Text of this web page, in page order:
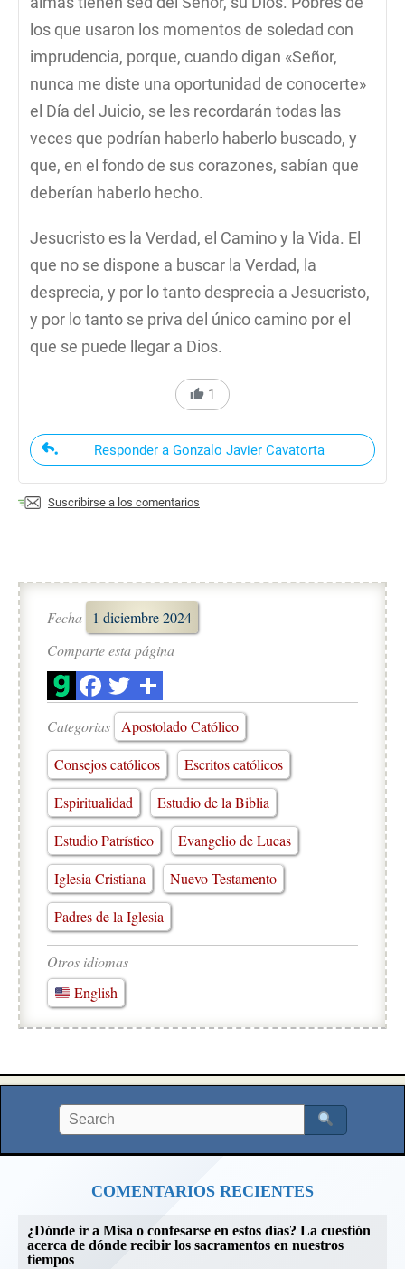
los que usaron los momentos de soledad con
imprudencia, porque, cuando digan «Señor,
nunca me diste una oportunidad de conocerte»
el Día del Juicio, se les recordarán todas las
veces que podrían haberlo haberlo buscado, y
que, en el fondo de sus corazones, sabían que
deberían haberlo hecho.
Jesucristo es la Verdad, el Camino y la Vida. El
que no se dispone a buscar la Verdad, la
desprecia, y por lo tanto desprecia a Jesucristo,
y por lo tanto se priva del único camino por el
que se puede llegar a Dios.
1
Responder a Gonzalo Javier Cavatorta
Suscribirse a los comentarios
Fecha
1 diciembre 2024
Comparte esta página
Categorias
Apostolado Católico
Consejos católicos
Escritos católicos
Espiritualidad
Estudio de la Biblia
Estudio Patrístico
Evangelio de Lucas
Iglesia Cristiana
Nuevo Testamento
Padres de la Iglesia
Otros idiomas
English
COMENTARIOS RECIENTES
¿Dónde ir a Misa o confesarse en estos días? La cuestión
acerca de dónde recibir los sacramentos en nuestros
tiempos